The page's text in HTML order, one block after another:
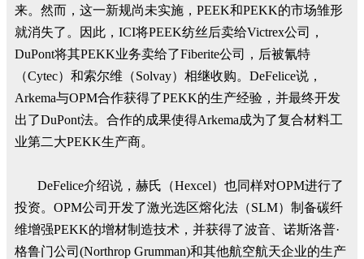
来。然而，这一新规尚未实施，PEEK和PEKK的市场雏形
就消失了。因此，ICI将PEEK纺丝后卖给Victrex公司，
DuPont将其PEKK业务卖给了Fiberite公司，后被氰特
（Cytec）和索尔维（Solvay）相继收购。DeFelice说，
Arkema与OPM合作获得了PEKK的生产经验，并最终开发
出了DuPont法。合作的成果使得Arkema成为了复合材料工
业第二大PEKK生产商。
DeFelice介绍说，赫氏（Hexcel）也同样对OPM进行了
投资。OPM公司开发了激光选区熔化法（SLM）制备碳纤
维增强PEKK的增材制造技术，并获得了波音、诺斯洛普·
格鲁门公司(Northrop Grumman)和其他航空航天企业的生产